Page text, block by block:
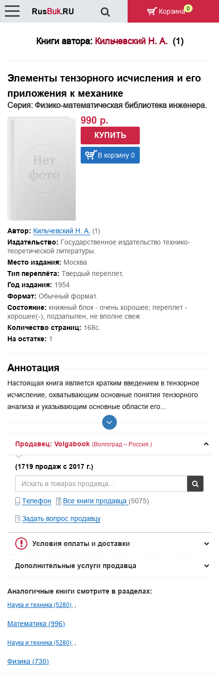
Книги автора: Кильчевский Н. А. (1)
Элементы тензорного исчисления и его
приложения к механике
Серия: Физико-математическая библиотека инженера.
990 р.
КУПИТЬ
В корзину 0
Автор: Кильчевский Н. А. (1)
Издательство: Государственное издательство технико-
теоретической литературы.
Место издания: Москва
Тип переплёта: Твердый переплет,
Год издания: 1954
Формат: Обычный формат.
Состояние: книжный блок - очень хорошее; переплет -
хорошее(-), подзапылен, не вполне свеж
Количество страниц: 168с.
На остатке: 1
Аннотация
Настоящая книга является кратким введением в тензорное
исчисление, охватывающим основные понятия тензорного
анализа и указывающим основные области его...
Продавец: Volgabook (Волгоград – Россия.)
(1719 продаж с 2017 г.)
Телефон Все книги продавца (5075)
Задать вопрос продавцу
Условия оплаты и доставки
Дополнительные услуги продавца
Аналогичные книги смотрите в разделах:
Наука и техника (5280)
Математика (996)
Наука и техника (5280)
Физика (730)
RusBuk.RU Корзина 0